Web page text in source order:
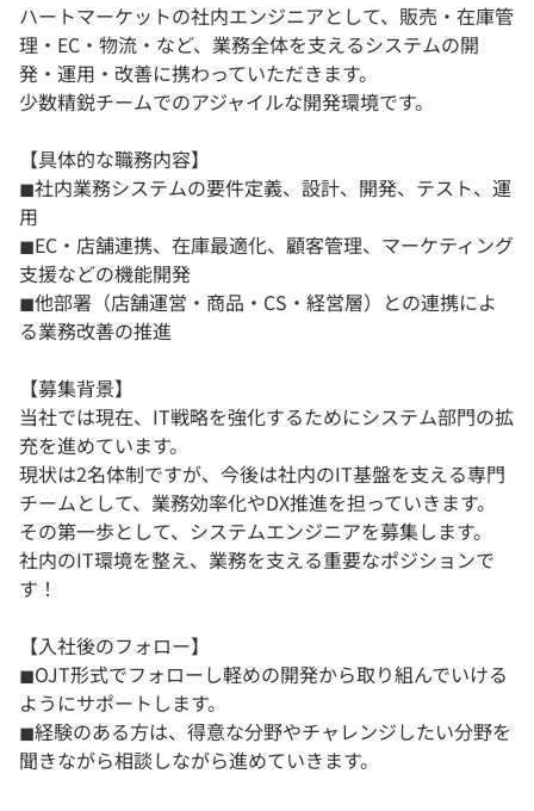
ハートマーケットの社内エンジニアとして、販売・在庫管
理・EC・物流・など、業務全体を支えるシステムの開
発・運用・改善に携わっていただきます。
少数精鋭チームでのアジャイルな開発環境です。
【具体的な職務内容】
◼︎社内業務システムの要件定義、設計、開発、テスト、運
用
◼︎EC・店舗連携、在庫最適化、顧客管理、マーケティング
支援などの機能開発
◼︎他部署（店舗運営・商品・CS・経営層）との連携によ
る業務改善の推進
【募集背景】
当社では現在、IT戦略を強化するためにシステム部門の拡
充を進めています。
現状は2名体制ですが、今後は社内のIT基盤を支える専門
チームとして、業務効率化やDX推進を担っていきます。
その第一歩として、システムエンジニアを募集します。
社内のIT環境を整え、業務を支える重要なポジションで
す！
【入社後のフォロー】
◼︎OJT形式でフォローし軽めの開発から取り組んでいける
ようにサポートします。
◼︎経験のある方は、得意な分野やチャレンジしたい分野を
聞きながら相談しながら進めていきます。